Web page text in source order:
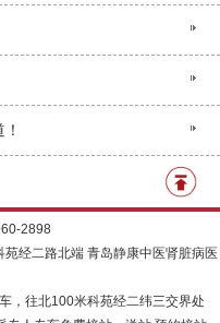
2898
经二路北端 青岛静康中医肾脏病医
，往北100米科苑经二纬三交界处